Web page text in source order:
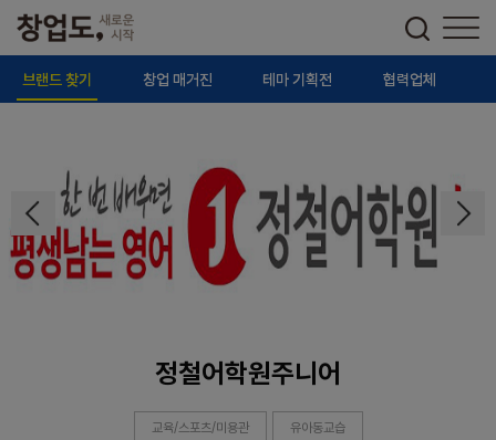
브랜드 찾기 창업 매거진 테마 기획전 협력업체
정철어학원주니어
교육/스포츠/미용관 유아동교습